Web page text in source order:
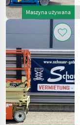
Maszyna używana